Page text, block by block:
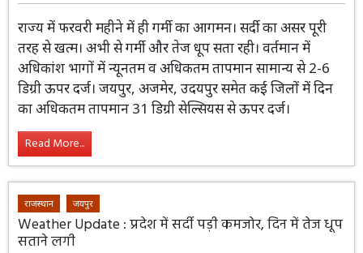
27 Feb 2026 15:57:00 ByJaipur PS
राज्य में फरवरी महीने में ही गर्मी का आगमन।
सर्दी का असर पूरी तरह से खत्म। अभी से गर्मी
और तेज धूप सता रही। वर्तमान में अधिकांश
भागों में न्यूनतम व अधिकतम तापमान सामान्य से 2-6 डिग्री ऊपर
दर्ज। जयपुर, अजमेर, उदयपुर समेत कई जिलों में दिन का
अधिकतम तापमान 31 डिग्री सेल्सियस से ऊपर दर्ज।
Read More...
राजस्थान जयपुर